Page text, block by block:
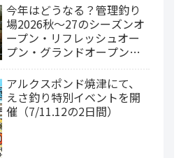
今年はどうなる？管理釣り
場2026秋～27のシーズンオ
ープン・リフレッシュオー
プン・グランドオープン情
アルクスポンド焼津にて、
えさ釣り特別イベントを開
催（7/11.12の2日間）